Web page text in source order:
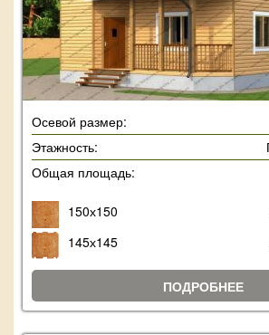
Осевой размер:
Этажность:
Общая площадь:
150х150
145х145
ПОДРОБНЕЕ